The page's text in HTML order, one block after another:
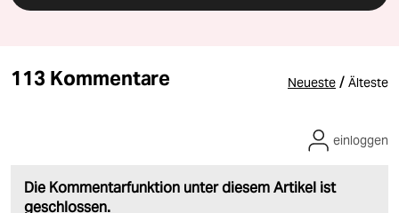
113 Kommentare Neueste / Älteste
Die Kommentarfunktion unter diesem Artikel ist
geschlossen.
einloggen